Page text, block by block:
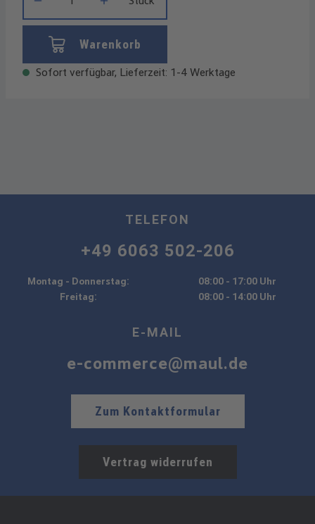
Warenkorb
Sofort verfügbar, Lieferzeit: 1-4 Werktage
TELEFON
+49 6063 502-206
Montag - Donnerstag:
08:00 - 17:00 Uhr
Freitag:
08:00 - 14:00 Uhr
E-MAIL
e-commerce@maul.de
Zum Kontaktformular
Vertrag widerrufen